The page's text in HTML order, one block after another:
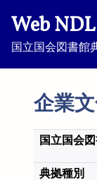
Web
国立国会図書館
企業
国立国会
典拠種別